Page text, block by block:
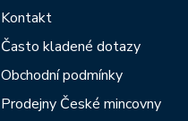
Kontakt
Často kladené dotazy
Obchodní podmínky
Prodejny České mincovny